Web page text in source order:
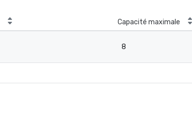
Capacité maximale
8